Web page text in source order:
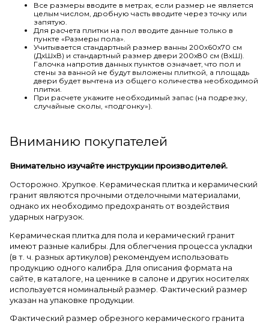
Все размеры вводите в метрах, если размер не является
целым числом, дробную часть вводите через точку или
запятую.
Для расчета плитки на пол вводите данные только в
пункте «Размеры пола».
Учитывается стандартный размер ванны 200х60х70 см
(ДхШхВ) и стандартный размер двери 200х80 см (ВхШ).
Галочка напротив данных пунктов означает, что пол и
стены за ванной не будут выложены плиткой, а площадь
двери будет вычтена из общего количества необходимой
плитки.
При расчете укажите необходимый запас (на подрезку,
случайные сколы, «подгонку»).
Вниманию покупателей
Внимательно изучайте инструкции производителей.
Осторожно. Хрупкое. Керамическая плитка и керамический
гранит являются прочными отделочными материалами,
однако их необходимо предохранять от воздействия
ударных нагрузок.
Керамическая плитка для пола и керамический гранит
имеют разные калибры. Для облегчения процесса укладки
(в т. ч. разных артикулов) рекомендуем использовать
продукцию одного калибра. Для описания формата на
сайте, в каталоге, на ценнике в салоне и других носителях
используется номинальный размер. Фактический размер
указан на упаковке продукции.
Фактический размер обрезного керамического гранита